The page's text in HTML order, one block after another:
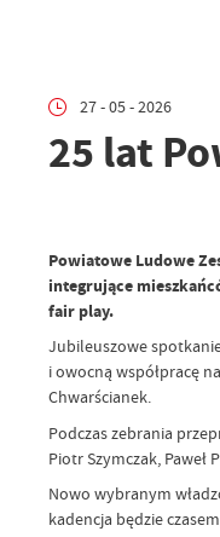
27 - 05 - 2026
25 lat
Powiatowe Ludowe
integrujące
fair play.
Jubileuszowe
i owocną współpracę
Chwarścianek.
Podczas zebrania
Piotr Szymczak, Paweł
Nowo wybranym
kadencja będzie